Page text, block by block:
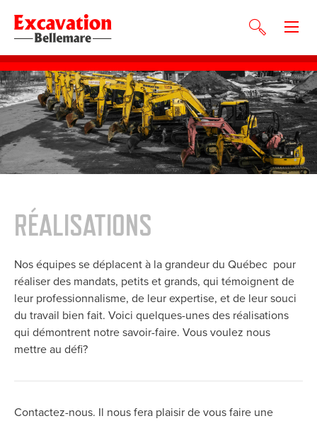
RÉALISATIONS
Nos équipes se déplacent à la grandeur du Québec pour
réaliser des mandats, petits et grands, qui témoignent de
leur professionnalisme, de leur expertise, et de leur souci
du travail bien fait. Voici quelques-unes des réalisations
qui démontrent notre savoir-faire. Vous voulez nous
mettre au défi?
Contactez-nous. Il nous fera plaisir de vous faire une